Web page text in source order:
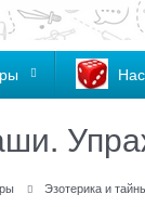
Эзотерика и